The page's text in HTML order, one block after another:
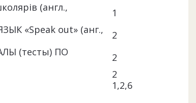
(англ.,
1
«Speak оut» (анг.,
2
(тесты) ПО
2
2
1,2,6